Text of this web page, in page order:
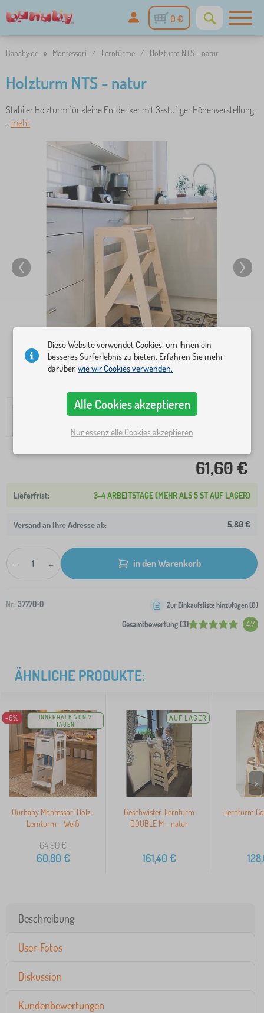
0 €
Banaby.de » Montessori / Lerntürme / Holzturm NTS - natur
Holzturm NTS - natur
Stabiler Holzturm für kleine Entdecker mit 3-stufiger Höhenverstellung.
.. mehr
61,60 €
3-4 ARBEITSTAGE (MEHR ALS 5 ST AUF LAGER)
Versand an Ihre Adresse ab: 5,80 €
- + in den Warenkorb
Nr.: 37770-0
Gesamtbewertung (3) 4.7
Zur Einkaufsliste hinzufügen (0)
ÄHNLICHE PRODUKTE:
-6%
INNERHALB VON 7
TAGEN
Ourbaby Montessori Holz-
Lernturm - Weiß
64,90€
60,80 €
AUF LAGER
Geschwister-Lernturm
DOUBLE M - natur
161,40 €
Lernturm
>
Beschreibung
User-Fotos
Diskussion
Kundenbewertungen
Diese Website verwendet Cookies, um Ihnen ein
besseres Surferlebnis zu bieten. Erfahren Sie mehr
darüber,wie wir Cookies verwenden.
Alle Cookies akzeptieren
Nur essenzielle Cookies akzeptieren